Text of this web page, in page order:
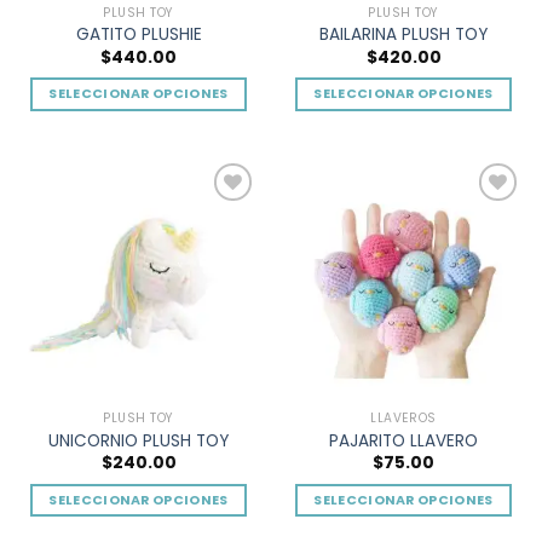
página
de
producto
página
de
producto
PLUSH TOY
GATITO PLUSHIE
$440.00
SELECCIONAR OPCIONES
variantes.
Las
opciones
se
pueden
elegir
página
de
PLUSH TOY
BAILARINA PLUSH TOY
$420.00
SELECCIONAR OPCIONES
variantes.
Las
opciones
se
pueden
elegir
página
de
wishlist
PLUSH TOY
UNICORNIO PLUSH TOY
$240.00
SELECCIONAR OPCIONES
Add to
wishlist
LLAVEROS
PAJARITO LLAVERO
$75.00
SELECCIONAR OPCIONES